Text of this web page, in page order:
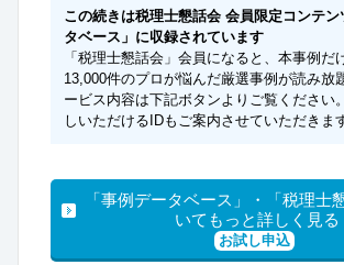
この続きは税理士懇話会 会員限定コンテ
タベース」に収録されています
「税理士懇話会」会員になると、本事例だ
13,000件のプロが悩んだ厳選事例が読み放
ービス内容は下記ボタンよりご覧ください
しいただけるIDもご案内させていただきま
「事例データベース」・「税理士
いてもっと詳しく見る
お試し申込